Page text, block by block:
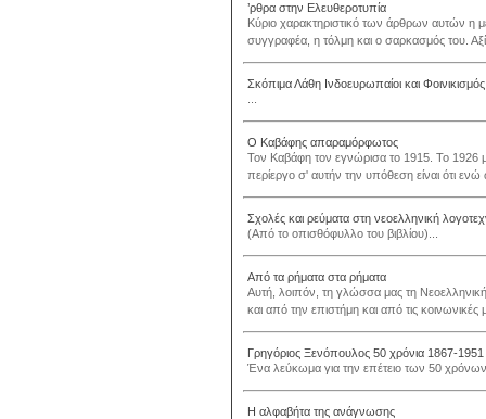
’ρθρα στην Ελευθεροτυπία
Κύριο χαρακτηριστικό των άρθρων αυτών η
συγγραφέα, η τόλμη και ο σαρκασμός του.
Σκόπιμα Λάθη Ινδοευρωπαίοι και Φοινικισμός
Ο Καβάφης απαραμόρφωτος
Τον Καβάφη τον εγνώρισα το 1915. Το 1926
περίεργο σ' αυτήν την υπόθεση είναι ότι
Σχολές και ρεύματα στη νεοελληνική
(Από το οπισθόφυλλο του βιβλίου)...
Από τα ρήματα στα ρήματα
Αυτή, λοιπόν, τη γλώσσα μας τη
και από την επιστήμη και από τις
Γρηγόριος Ξενόπουλος 50 χρόνια 1867-1951
Ένα λεύκωμα για την επέτειο των 50
Η αλφαβήτα της ανάγνωσης